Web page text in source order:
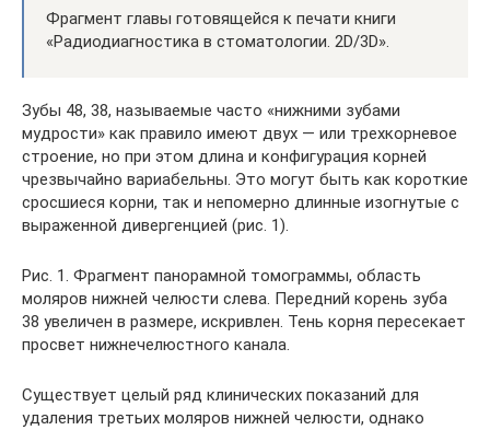
Фрагмент главы готовящейся к печати книги
«Радиодиагностика в стоматологии. 2D/3D».
Зубы 48, 38, называемые часто «нижними зубами
мудрости» как правило имеют двух — или трехкорневое
строение, но при этом длина и конфигурация корней
чрезвычайно вариабельны. Это могут быть как короткие
сросшиеся корни, так и непомерно длинные изогнутые с
выраженной дивергенцией (рис. 1).
Рис. 1. Фрагмент панорамной томограммы, область
моляров нижней челюсти слева. Передний корень зуба
38 увеличен в размере, искривлен. Тень корня пересекает
просвет нижнечелюстного канала.
Существует целый ряд клинических показаний для
удаления третьих моляров нижней челюсти, однако